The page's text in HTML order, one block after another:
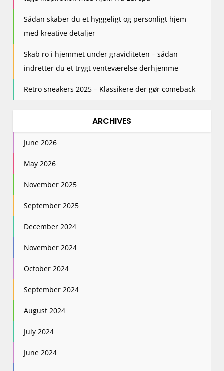
Sådan skaber du et hyggeligt og personligt hjem
med kreative detaljer
Skab ro i hjemmet under graviditeten – sådan
indretter du et trygt venteværelse derhjemme
Retro sneakers 2025 – Klassikere der gør comeback
ARCHIVES
June 2026
May 2026
November 2025
September 2025
December 2024
November 2024
October 2024
September 2024
August 2024
July 2024
June 2024